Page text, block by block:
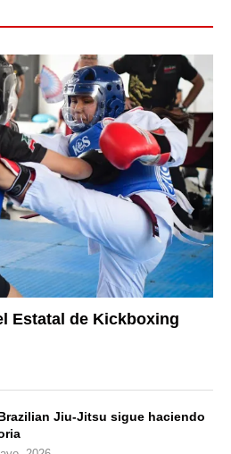
Estatal de Kickboxing
Jiu-Jitsu sigue haciendo